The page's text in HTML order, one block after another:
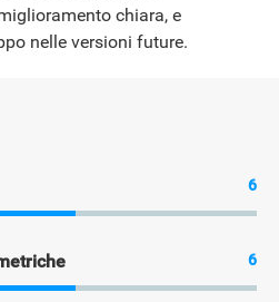
chiara, e
nelle versioni future.
6
6